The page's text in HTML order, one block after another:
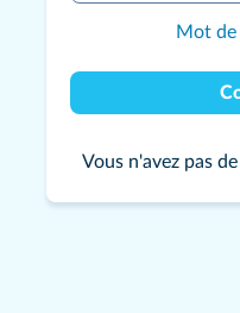
Mot de
Vous n'avez pas